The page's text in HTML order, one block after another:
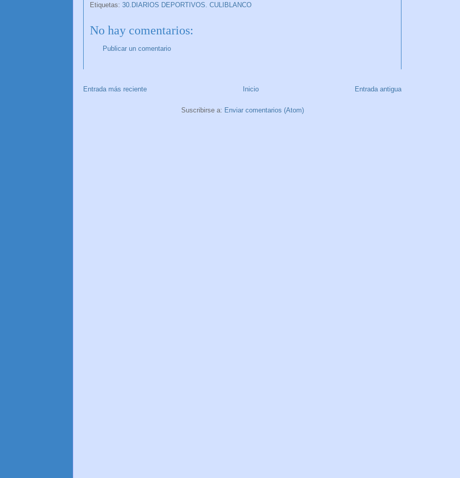
Etiquetas: 30.DIARIOS DEPORTIVOS. CULIBLANCO
No hay comentarios:
Publicar un comentario
Entrada más reciente Entrada antigua
Inicio
Suscribirse a: Enviar comentarios (Atom)